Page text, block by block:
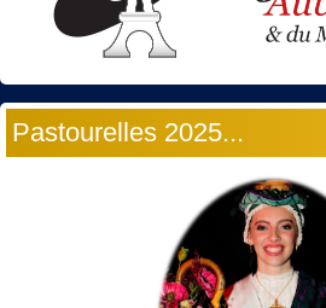
Pastourelles 2025...